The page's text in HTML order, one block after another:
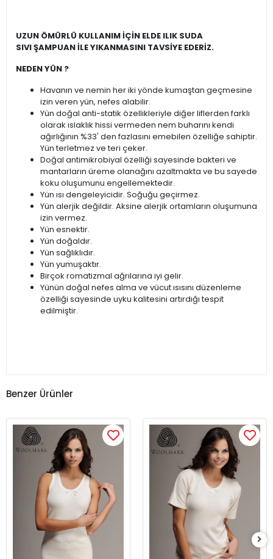
UZUN ÖMÜRLÜ KULLANIM İÇİN ELDE ILIK SUDA
SIVI ŞAMPUAN İLE YIKANMASINI TAVSİYE EDERİZ.
NEDEN YÜN ?
Havanın ve nemin her iki yönde kumaştan geçmesine
izin veren yün, nefes alabilir.
Yün doğal anti-statik özellikleriyle diğer liflerden farklı
olarak ıslaklık hissi vermeden nem buharını kendi
ağırlığının %33' den fazlasını emebilen özelliğe sahiptir.
Yün terletmez ve teri çeker.
Doğal antimikrobiyal özelliği sayesinde bakteri ve
mantarların üreme olanağını azaltmakta ve bu sayede
koku oluşumunu engellemektedir.
Yün ısı dengeleyicidir. Soğuğu geçirmez.
Yün alerjik değildir. Aksine alerjik ortamların oluşumuna
izin vermez.
Yün esnektir.
Yün doğaldır.
Yün sağlıklıdır.
Yün yumuşaktır.
Birçok romatizmal ağrılarına iyi gelir.
Yünün doğal nefes alma ve vücut ısısını düzenleme
özelliği sayesinde uyku kalitesini artırdığı tespit
edilmiştir.
Benzer Ürünler